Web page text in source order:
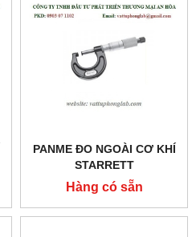
PANME ĐO NGOÀI CƠ KHÍ
STARRETT
MODEL:436MXRL-275
Hàng có sẵn